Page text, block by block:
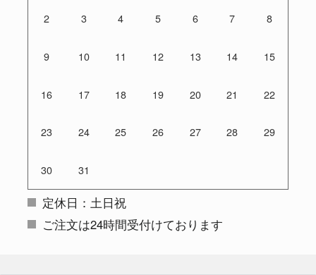
2 3 4 5 6 7 8
9 10 11 12 13 14 15
16 17 18 19 20 21 22
23 24 25 26 27 28 29
30 31
定休日：土日祝
ご注文は24時間受付けております